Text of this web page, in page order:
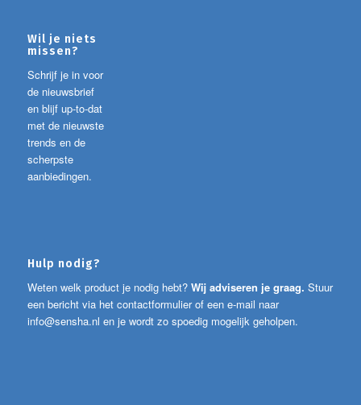
Wil je niets
missen?
Schrijf je in voor
de nieuwsbrief
en blijf up-to-dat
met de nieuwste
trends en de
scherpste
aanbiedingen.
Hulp nodig?
Weten welk product je nodig hebt? Wij adviseren je graag. Stuur
een bericht via het contactformulier of een e-mail naar
info@sensha.nl en je wordt zo spoedig mogelijk geholpen.